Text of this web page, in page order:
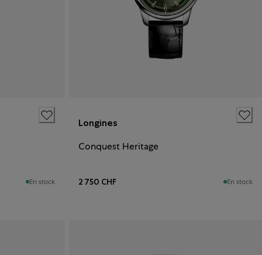
En stock
Longines
Conquest Heritage
2 750 CHF En stock